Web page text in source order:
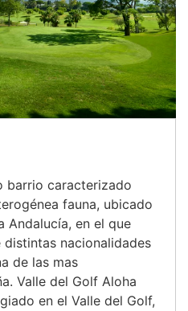
barrio caracterizado
fauna, ubicado
Andalucía, en el que
nacionalidades
de las mas
Valle del Golf Aloha
en el Valle del Golf,